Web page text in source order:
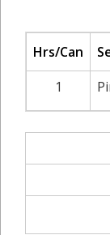
Hrs/Can
1